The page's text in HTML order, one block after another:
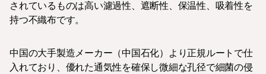
されているものは高い濾過性、遮断性、保温性、吸着性を
持つ不織布です。
中国の大手製造メーカー（中国石化）より正規ルートで仕
入れており、優れた通気性を確保し微細な孔径で細菌の侵